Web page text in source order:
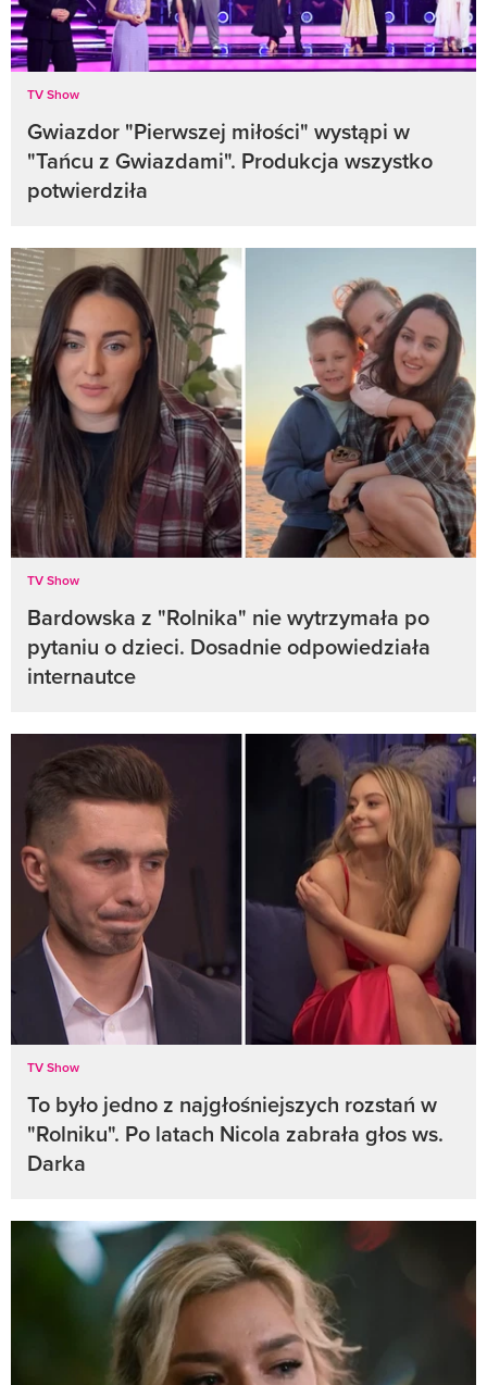
TV Show
Gwiazdor "Pierwszej miłości" wystąpi w
"Tańcu z Gwiazdami". Produkcja wszystko
potwierdziła
TV Show
Bardowska z "Rolnika" nie wytrzymała po
pytaniu o dzieci. Dosadnie odpowiedziała
internautce
TV Show
To było jedno z najgłośniejszych rozstań w
"Rolniku". Po latach Nicola zabrała głos ws.
Darka